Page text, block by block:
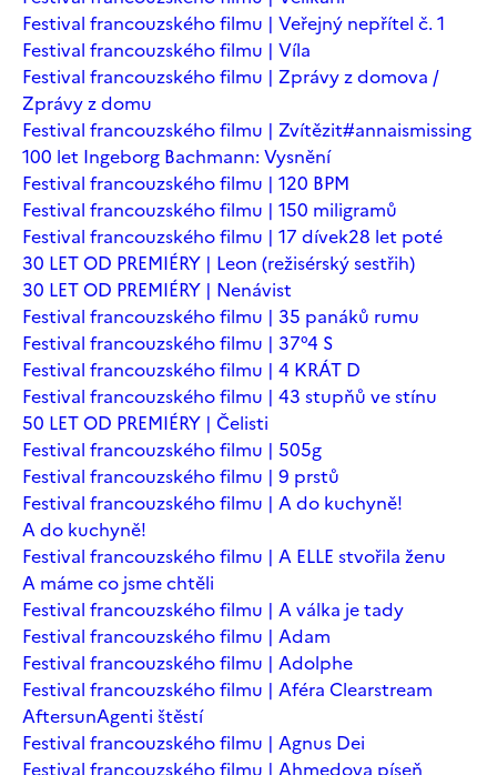
Festival francouzského filmu | Veřejný nepřítel č. 1
Festival francouzského filmu | Víla
Festival francouzského filmu | Zprávy z domova /
Zprávy z domu
Festival francouzského filmu | Zvítězit#annaismissing
100 let Ingeborg Bachmann: Vysnění
Festival francouzského filmu | 120 BPM
Festival francouzského filmu | 150 miligramů
Festival francouzského filmu | 17 dívek28 let poté
30 LET OD PREMIÉRY | Leon (režisérský sestřih)
30 LET OD PREMIÉRY | Nenávist
Festival francouzského filmu | 35 panáků rumu
Festival francouzského filmu | 37°4 S
Festival francouzského filmu | 4 KRÁT D
Festival francouzského filmu | 43 stupňů ve stínu
50 LET OD PREMIÉRY | Čelisti
Festival francouzského filmu | 505g
Festival francouzského filmu | 9 prstů
Festival francouzského filmu | A do kuchyně!
A do kuchyně!
Festival francouzského filmu | A ELLE stvořila ženu
A máme co jsme chtěli
Festival francouzského filmu | A válka je tady
Festival francouzského filmu | Adam
Festival francouzského filmu | Adolphe
Festival francouzského filmu | Aféra Clearstream
AftersunAgenti štěstí
Festival francouzského filmu | Agnus Dei
Festival francouzského filmu | Ahmedova píseň